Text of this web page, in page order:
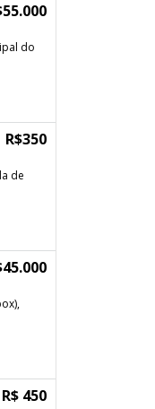
do
R$350
de
R$ 450